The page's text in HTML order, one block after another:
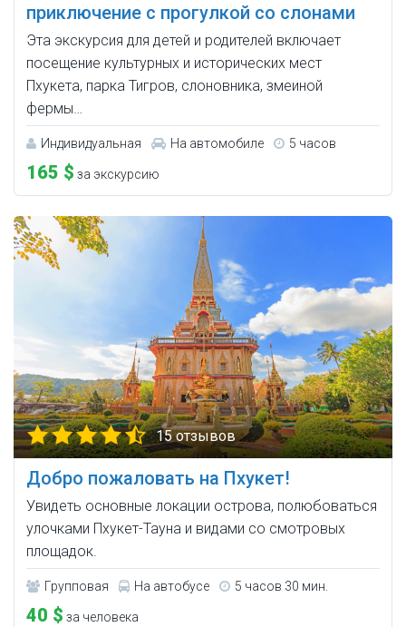
приключение с прогулкой со слонами
Эта экскурсия для детей и родителей включает
посещение культурных и исторических мест
Пхукета, парка Тигров, слоновника, змеиной
фермы…
Индивидуальная На автомобиле 5 часов
165 $ за экскурсию
15 отзывов
Добро пожаловать на Пхукет!
Увидеть основные локации острова, полюбоваться
улочками Пхукет-Тауна и видами со смотровых
площадок.
Групповая На автобусе 5 часов 30 мин.
40 $ за человека